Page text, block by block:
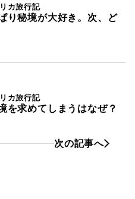
カ旅行記
り秘境が大好き。次、ど
次の記事へ
カ旅行記
を求めてしまうはなぜ？